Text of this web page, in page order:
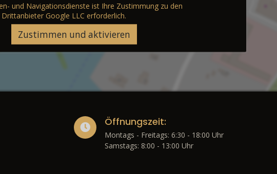
und Navigationsdienste ist Ihre Zustimmung zu den
Google LLC erforderlich.
Zustimmen und aktivieren
Öffnungszeit:
Montags - Freitags: 6:30 - 18:00 Uhr
Samstags: 8:00 - 13:00 Uhr